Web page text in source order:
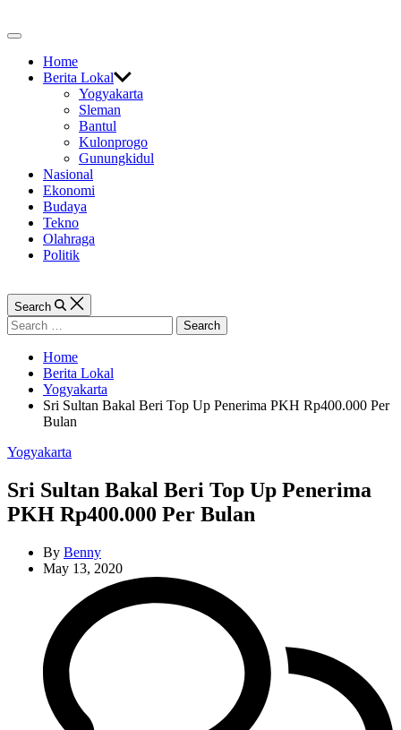
to
Off
CanvasHome
Berita Lokal
Yogyakarta
Sleman
Bantul
Kulonprogo
Gunungkidul
Nasional
Ekonomi
Budaya
Tekno
Olahraga
Politik
Search
Search
for:
Home
Berita Lokal
Yogyakarta
Sri Sultan Bakal Beri Top Up Penerima PKH Rp400.000 Per
Bulan
Categories
Yogyakarta
Sri Sultan Bakal Beri Top Up Penerima
PKH Rp400.000 Per Bulan
By Benny
May 13, 2020